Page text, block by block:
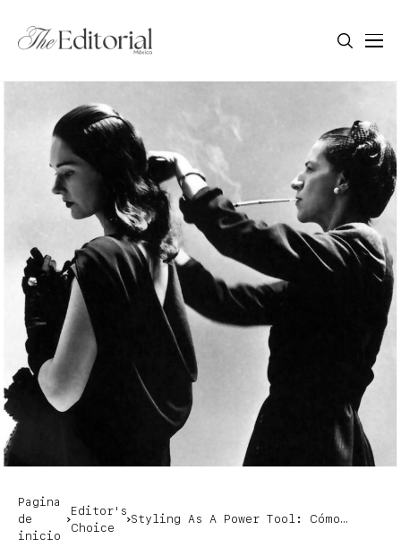
Pagina
de
inicio
Editor's
Choice
Styling As A Power Tool: Cómo